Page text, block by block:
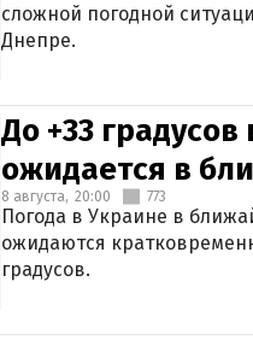
сложной погодной
Днепре.
До +33
ожидается в
8 августа, 20:00 773
Погода в Украине в
ожидаются
градусов.